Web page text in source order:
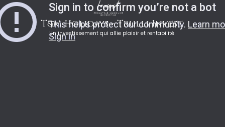
T&M Holidays - Trulli Invest
Un investissement qui allie plaisir et rentabilité